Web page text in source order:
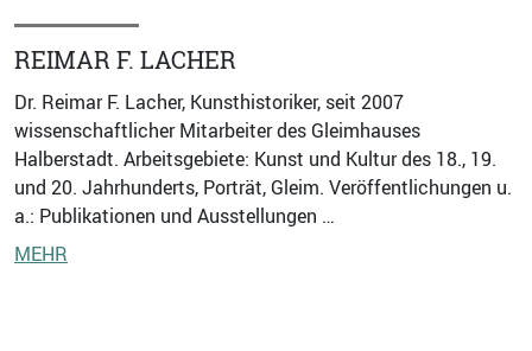
REIMAR F. LACHER
Dr. Reimar F. Lacher, Kunsthistoriker, seit 2007
wissenschaftlicher Mitarbeiter des Gleimhauses
Halberstadt. Arbeitsgebiete: Kunst und Kultur des 18., 19.
und 20. Jahrhunderts, Porträt, Gleim. Veröffentlichungen u.
a.: Publikationen und Ausstellungen …
MEHR